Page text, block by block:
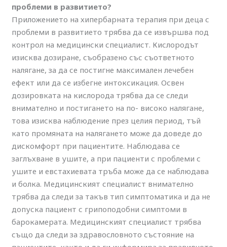
проблеми в развитието?
Приложението на хипербарната терапия при деца с
проблеми в развитието трябва да се извършва под
контрол на медицински специалист. Кислородът
изисква дозиране, съобразено със съответното
налягане, за да се постигне максимален лечебен
ефект или да се избегне интоксикация. Освен
дозировката на кислорода трябва да се следи
внимателно и постигането на по- високо налягане,
това изисква наблюдение през целия период, тъй
като промяната на налягането може да доведе до
дискомфорт при пациентите. Наблюдава се
заглъхване в ушите, а при пациенти с проблеми с
ушите и евстахиевата тръба може да се наблюдава
и болка. Медицинският специалист внимателно
трябва да следи за такъв тип симптоматика и да не
допуска пациент с грипоподобни симптоми в
барокамерата. Медицинският специалист трябва
също да следи за здравословното състояние на